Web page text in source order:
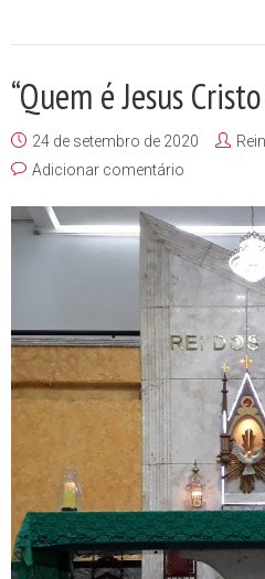
“Quem é Jesus
24 de setembro de 2020
Adicionar comentário